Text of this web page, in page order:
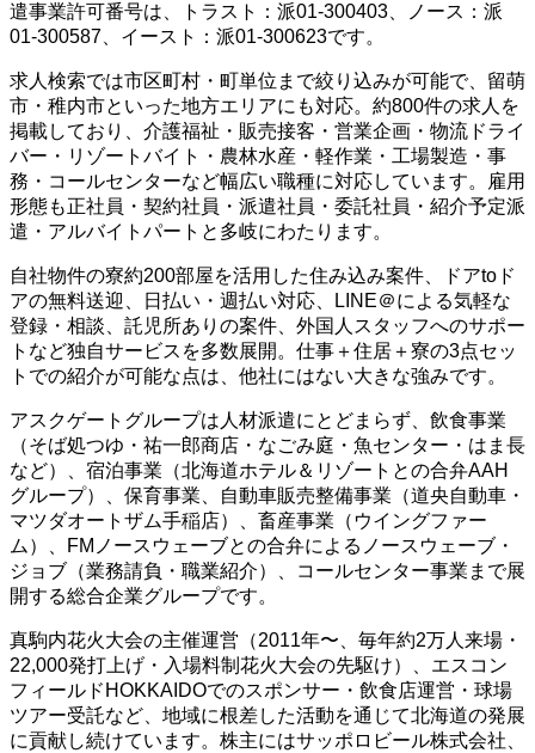
遣事業許可番号は、トラスト：派01-300403、ノース：派
01-300587、イースト：派01-300623です。
求人検索では市区町村・町単位まで絞り込みが可能で、留萌
市・稚内市といった地方エリアにも対応。約800件の求人を
掲載しており、介護福祉・販売接客・営業企画・物流ドライ
バー・リゾートバイト・農林水産・軽作業・工場製造・事
務・コールセンターなど幅広い職種に対応しています。雇用
形態も正社員・契約社員・派遣社員・委託社員・紹介予定派
遣・アルバイトパートと多岐にわたります。
自社物件の寮約200部屋を活用した住み込み案件、ドアtoド
アの無料送迎、日払い・週払い対応、LINE＠による気軽な
登録・相談、託児所ありの案件、外国人スタッフへのサポー
トなど独自サービスを多数展開。仕事＋住居＋寮の3点セッ
トでの紹介が可能な点は、他社にはない大きな強みです。
アスクゲートグループは人材派遣にとどまらず、飲食事業
（そば処つゆ・祐一郎商店・なごみ庭・魚センター・はま長
など）、宿泊事業（北海道ホテル＆リゾートとの合弁AAH
グループ）、保育事業、自動車販売整備事業（道央自動車・
マツダオートザム手稲店）、畜産事業（ウイングファー
ム）、FMノースウェーブとの合弁によるノースウェーブ・
ジョブ（業務請負・職業紹介）、コールセンター事業まで展
開する総合企業グループです。
真駒内花火大会の主催運営（2011年〜、毎年約2万人来場・
22,000発打上げ・入場料制花火大会の先駆け）、エスコン
フィールドHOKKAIDOでのスポンサー・飲食店運営・球場
ツアー受託など、地域に根差した活動を通じて北海道の発展
に貢献し続けています。株主にはサッポロビール株式会社、